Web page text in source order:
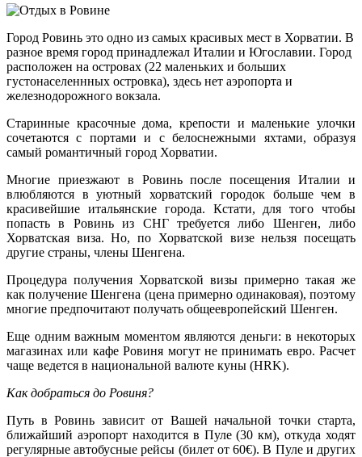
Город Ровинь это одно из самых красивых мест в Хорватии. В
разное время город принадлежал Италии и Югославии. Город
расположен на островах (22 маленьких и больших
густонаселеннных островка), здесь нет аэропорта и
железнодорожного вокзала.
Старинные красочные дома, крепости и маленькие улочки
сочетаются с портами и с белоснежными яхтами, образуя
самый романтичный город Хорватии.
Многие приезжают в Ровинь после посещения Италии и
влюбляются в уютный хорватский городок больше чем в
красивейшие итальянские города. Кстати, для того чтобы
попасть в Ровинь из СНГ требуется либо Шенген, либо
Хорватская виза. Но, по Хорватской визе нельзя посещать
другие страны, члены Шенгена.
Процедура получения Хорватской визы примерно такая же
как получение Шенгена (цена примерно одинаковая), поэтому
многие предпочитают получать общеевропейский Шенген.
Еще одним важным моментом являются деньги: в некоторых
магазинах или кафе Ровиня могут не принимать евро. Расчет
чаще ведется в национальной валюте куны (HRK).
Как добраться до Ровиня?
Путь в Ровинь зависит от Вашей начальной точки старта,
ближайший аэропорт находится в Пуле (30 км), откуда ходят
регулярные автобусные рейсы (билет от 60€). В Пуле и других